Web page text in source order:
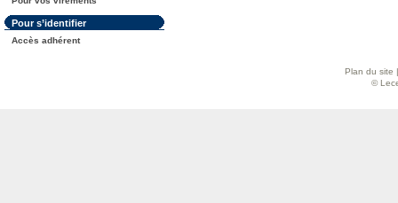
rubrique
:
Dans
la
rubrique
Pour s’identifier
Accès adhérent
Plan du site
©